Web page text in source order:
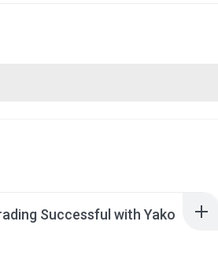
Successful with Yako